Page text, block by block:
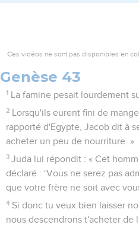
Ces vidéos ne sont pas disponibles en
Genèse 43
1 La famine pesait lourdement
2 Lorsqu'ils eurent fini de
rapporté d'Egypte, Jacob dit à
acheter un peu de nourriture. »
3 Juda lui répondit : « Cet
déclaré : ‘Vous ne serez pas
que votre frère ne soit avec
4 Si donc tu veux bien laisser
nous descendrons t'acheter de